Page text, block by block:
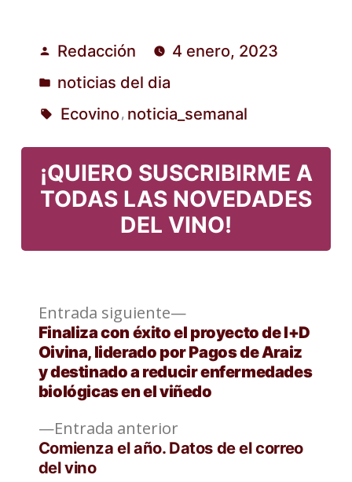
Publicado
por
Redacción 4 enero, 2023
Publicado
en
noticias del dia
Ecovino, noticia_semanal
¡QUIERO SUSCRIBIRME A
TODAS LAS NOVEDADES
DEL VINO!
Navegación
de
entradas
Entrada anteriorEntrada
anterior:
Comienza el año. Datos de el correo
del vino
Entrada siguiente
Entrada
siguiente:
Finaliza con éxito el proyecto de I+D
Oivina, liderado por Pagos de Araiz
y destinado a reducir enfermedades
biológicas en el viñedo